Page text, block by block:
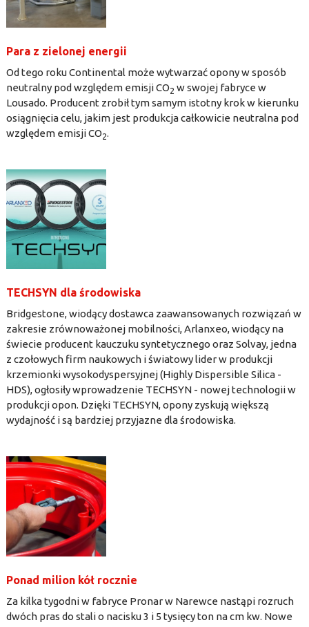
Para z zielonej energii
Od tego roku Continental może wytwarzać opony w sposób
neutralny pod względem emisji CO2 w swojej fabryce w
Lousado. Producent zrobił tym samym istotny krok w kierunku
osiągnięcia celu, jakim jest produkcja całkowicie neutralna pod
względem emisji CO2.
TECHSYN dla środowiska
Bridgestone, wiodący dostawca zaawansowanych rozwiązań w
zakresie zrównoważonej mobilności, Arlanxeo, wiodący na
świecie producent kauczuku syntetycznego oraz Solvay, jedna
z czołowych firm naukowych i światowy lider w produkcji
krzemionki wysokodyspersyjnej (Highly Dispersible Silica -
HDS), ogłosiły wprowadzenie TECHSYN - nowej technologii w
produkcji opon. Dzięki TECHSYN, opony zyskują większą
wydajność i są bardziej przyjazne dla środowiska.
Ponad milion kół rocznie
Za kilka tygodni w fabryce Pronar w Narewce nastąpi rozruch
dwóch pras do stali o nacisku 3 i 5 tysięcy ton na cm kw. Nowe